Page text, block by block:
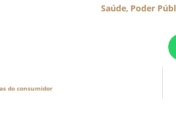
Saúde, Poder
do consumidor